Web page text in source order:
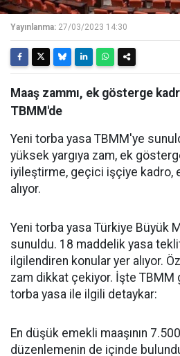
Yayınlanma: 27/03/2023 14:30
Maaş zammı, ek gösterge
TBMM'de
Yeni torba yasa TBMM'ye
yüksek yargıya zam, ek
iyileştirme, geçici işçiye kadro,
alıyor.
Yeni torba yasa Türkiye Büyük
sunuldu. 18 maddelik yasa
ilgilendiren konular yer alıyor.
zam dikkat çekiyor. İşte TBMM
torba yasa ile ilgili detaykar:
En düşük emekli maaşının
düzenlemenin de içinde